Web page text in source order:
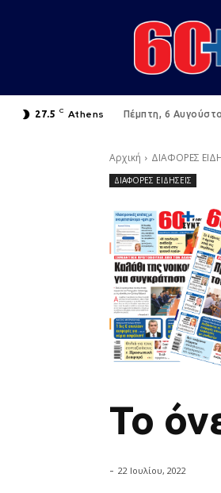
27.5 C Athens Πέμπτη, 6
Αρχική ΔΙΑΦΟΡΕΣ
ΔΙΑΦΟΡΕΣ ΕΙΔΗΣΕΙΣ
Το
- 22 Ιουλίου, 2022